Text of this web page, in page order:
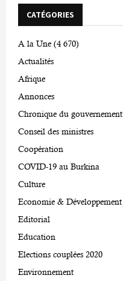
CATÉGORIES
A la Une (4 670)
Actualités
Afrique
Annonces
Chronique du gouvernement
Conseil des ministres
Coopération
COVID-19 au Burkina
Culture
Economie & Développement
Editorial
Education
Elections couplées 2020
Environnement